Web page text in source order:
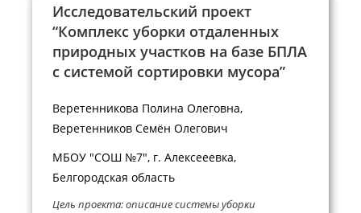
Исследовательский проект
“Комплекс уборки отдаленных
природных участков на базе БПЛА
с системой сортировки мусора”
Веретенникова Полина Олеговна,
Веретенников Семён Олегович
МБОУ "СОШ №7", г. Алексееевка,
Белгородская область
Цель проекта: описание системы уборки